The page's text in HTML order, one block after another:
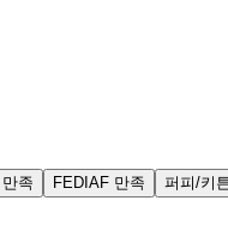
족 FEDIAF 만족 퍼피/키